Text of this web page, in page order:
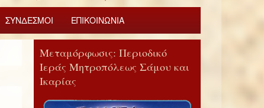
ΣΥΝΔΕΣΜΟΙ ΕΠΙΚΟΙΝΩΝΙΑ
Μεταμόρφωσις: Περιοδικό
Ιεράς Μητροπόλεως Σάμου και
Ικαρίας